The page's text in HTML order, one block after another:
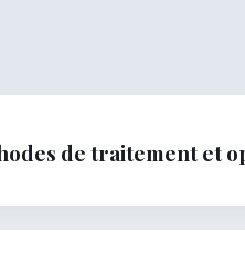
de traitement et